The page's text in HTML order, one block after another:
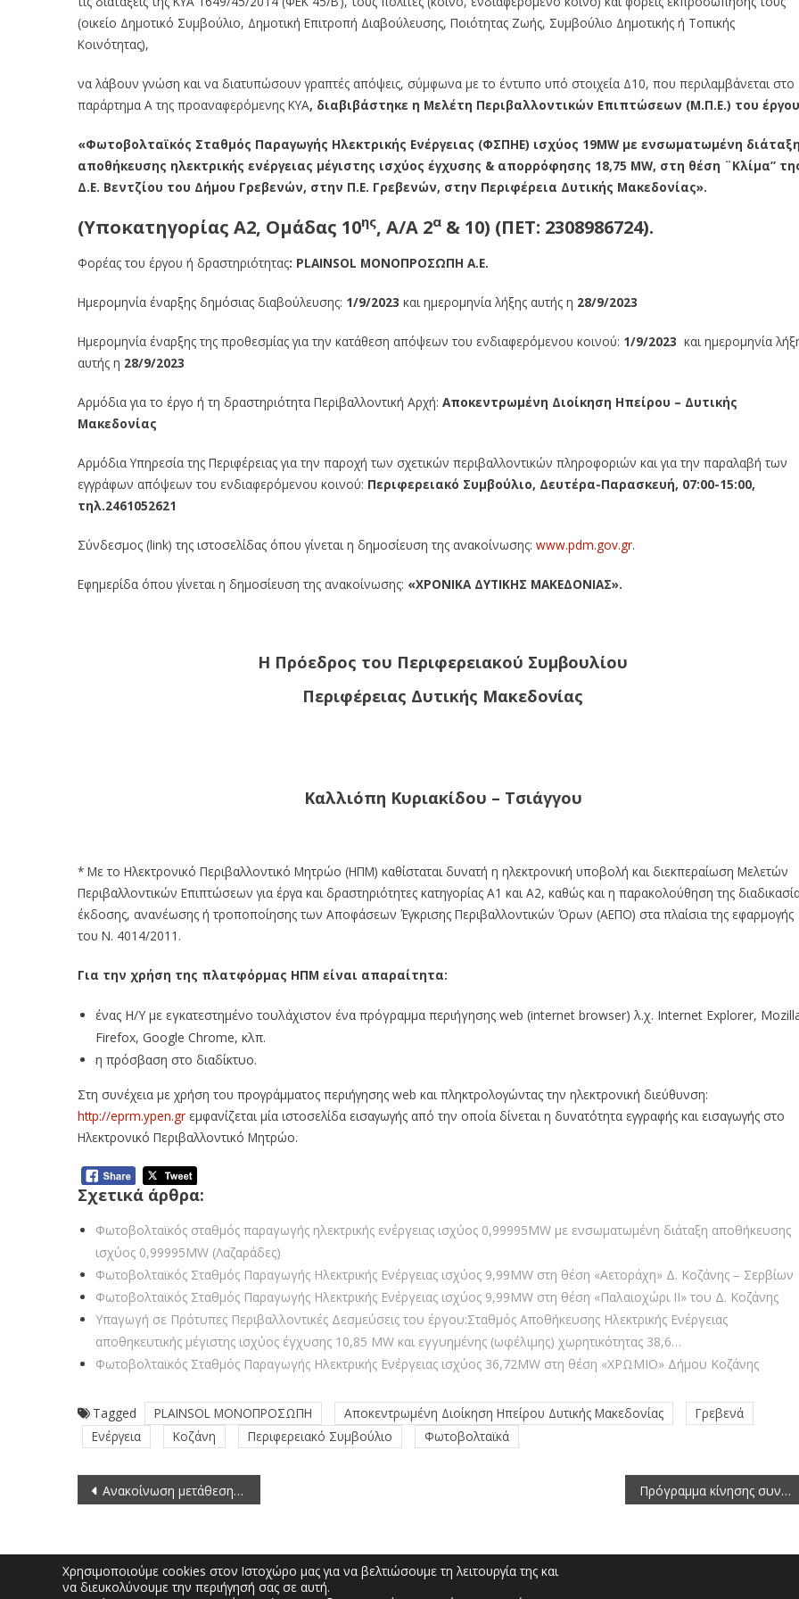
(οικείο Δημοτικό Συμβούλιο, Δημοτική Επιτροπή Διαβούλευσης, Ποιότητας Ζωής, Συμβούλιο Δημοτικής ή Τοπικής
Κοινότητας),
να λάβουν γνώση και να διατυπώσουν γραπτές απόψεις, σύμφωνα με το έντυπο υπό στοιχεία Δ10, που περιλαμβάνεται στο
παράρτημα Α της προαναφερόμενης ΚΥΑ, διαβιβάστηκε η Μελέτη Περιβαλλοντικών Επιπτώσεων (Μ.Π.Ε.) του
«Φωτοβολταϊκός Σταθμός Παραγωγής Ηλεκτρικής Ενέργειας (ΦΣΠΗΕ) ισχύος 19MW με ενσωματωμένη
αποθήκευσης ηλεκτρικής ενέργειας μέγιστης ισχύος έγχυσης & απορρόφησης 18,75 MW, στη θέση ¨Κλίμα”
Δ.Ε. Βεντζίου του Δήμου Γρεβενών, στην Π.Ε. Γρεβενών, στην Περιφέρεια Δυτικής Μακεδονίας».
(Υποκατηγορίας Α2, Ομάδας 10ης, Α/Α 2α & 10) (ΠΕΤ: 2308986724).
Φορέας του έργου ή δραστηριότητας: PLAINSOL ΜΟΝΟΠΡΟΣΩΠΗ Α.Ε.
Ημερομηνία έναρξης δημόσιας διαβούλευσης: 1/9/2023 και ημερομηνία λήξης αυτής η 28/9/2023
Ημερομηνία έναρξης της προθεσμίας για την κατάθεση απόψεων του ενδιαφερόμενου κοινού: 1/9/2023 και ημερομηνία
αυτής η 28/9/2023
Αρμόδια για το έργο ή τη δραστηριότητα Περιβαλλοντική Αρχή: Αποκεντρωμένη Διοίκηση Ηπείρου – Δυτικής
Μακεδονίας
Αρμόδια Υπηρεσία της Περιφέρειας για την παροχή των σχετικών περιβαλλοντικών πληροφοριών και για την παραλαβή των
εγγράφων απόψεων του ενδιαφερόμενου κοινού: Περιφερειακό Συμβούλιο, Δευτέρα-Παρασκευή, 07:00-15:00,
τηλ.2461052621
Σύνδεσμος (link) της ιστοσελίδας όπου γίνεται η δημοσίευση της ανακοίνωσης: www.pdm.gov.gr.
Εφημερίδα όπου γίνεται η δημοσίευση της ανακοίνωσης: «ΧΡΟΝΙΚΑ ΔΥΤΙΚΗΣ ΜΑΚΕΔΟΝΙΑΣ».
Η Πρόεδρος του Περιφερειακού Συμβουλίου
Περιφέρειας Δυτικής Μακεδονίας
Καλλιόπη Κυριακίδου – Τσιάγγου
* Με το Ηλεκτρονικό Περιβαλλοντικό Μητρώο (ΗΠΜ) καθίσταται δυνατή η ηλεκτρονική υποβολή και διεκπεραίωση Μελετών
Περιβαλλοντικών Επιπτώσεων για έργα και δραστηριότητες κατηγορίας Α1 και Α2, καθώς και η παρακολούθηση της
έκδοσης, ανανέωσης ή τροποποίησης των Αποφάσεων Έγκρισης Περιβαλλοντικών Όρων (ΑΕΠΟ) στα πλαίσια της εφαρμογής
του Ν. 4014/2011.
Για την χρήση της πλατφόρμας ΗΠΜ είναι απαραίτητα:
ένας Η/Υ με εγκατεστημένο τουλάχιστον ένα πρόγραμμα περιήγησης web (internet browser) λ.χ. Internet Explorer,
Firefox, Google Chrome, κλπ.
η πρόσβαση στο διαδίκτυο.
Στη συνέχεια με χρήση του προγράμματος περιήγησης web και πληκτρολογώντας την ηλεκτρονική διεύθυνση:
http://eprm.ypen.gr εμφανίζεται μία ιστοσελίδα εισαγωγής από την οποία δίνεται η δυνατότητα εγγραφής και εισαγωγής στο
Ηλεκτρονικό Περιβαλλοντικό Μητρώο.
Σχετικά άρθρα:
Φωτοβολταϊκός σταθμός παραγωγής ηλεκτρικής ενέργειας ισχύος 0,99995MW με ενσωματωμένη διάταξη αποθήκευσης
ισχύος 0,99995MW (Λαζαράδες)
Φωτοβολταϊκός Σταθμός Παραγωγής Ηλεκτρικής Ενέργειας ισχύος 9,99MW στη θέση «Αετοράχη» Δ. Κοζάνης – Σερβίων
Φωτοβολταϊκός Σταθμός Παραγωγής Ηλεκτρικής Ενέργειας ισχύος 9,99MW στη θέση «Παλαιοχώρι ΙΙ» του Δ. Κοζάνης
Υπαγωγή σε Πρότυπες Περιβαλλοντικές Δεσμεύσεις του έργου:Σταθμός Αποθήκευσης Ηλεκτρικής Ενέργειας
αποθηκευτικής μέγιστης ισχύος έγχυσης 10,85 MW και εγγυημένης (ωφέλιμης) χωρητικότητας 38,6…
Φωτοβολταϊκός Σταθμός Παραγωγής Ηλεκτρικής Ενέργειας ισχύος 36,72MW στη θέση «ΧΡΩΜΙΟ» Δήμου Κοζάνης
Tagged PLAINSOL ΜΟΝΟΠΡΟΣΩΠΗ Αποκεντρωμένη Διοίκηση Ηπείρου Δυτικής Μακεδονίας
Γρεβενά
Ενέργεια
Κοζάνη Περιφερειακό Συμβούλιο Φωτοβολταϊκά
Πλοήγηση
άρθρων
Ανακοίνωση μετάθεσης καταληκτικής ημερομηνίας υποβολής προσφορών Διακήρυξης 15/2023 Πρόγραμμα κίνησης συνεργείων 4/9/2023-10/9/2023 για το Έργο Καταπολέμησης Κουνουπιών ΠΔΜ 2023-2025
Χρησιμοποιούμε cookies στον Ιστοχώρο μας για να βελτιώσουμε τη λειτουργία της και
να διευκολύνουμε την περιήγησή σας σε αυτή.